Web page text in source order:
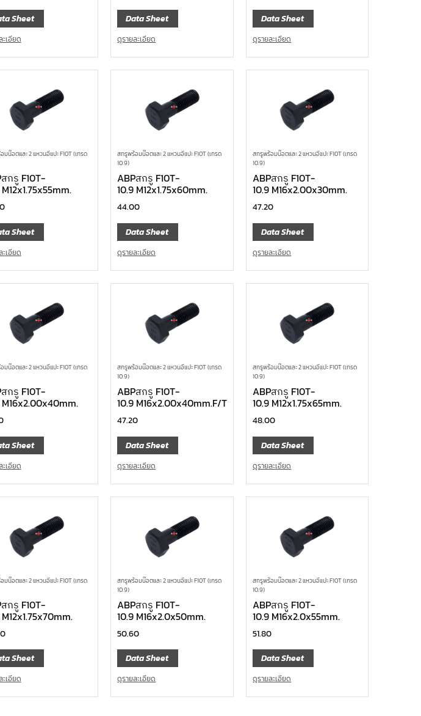
Sheet
เอียด
Data Sheet
ดูรายละเอียด
Data Sheet
ดูรายละเอียด
มน๊อตและ 2 แหวนอีแปะ F10T (เกรด
กรู F10T-
Sheet
เอียด
สกรูพร้อมน๊อตและ 2 แหวนอีแปะ F10T (เกรด
10.9)
ABPสกรู F10T-
10.9 M12x1.75x60mm.
44.00
Data Sheet
ดูรายละเอียด
สกรูพร้อมน๊อตและ 2 แหวนอีแปะ F10T (เกรด
10.9)
ABPสกรู F10T-
10.9 M16x2.00x30mm.
47.20
Data Sheet
ดูรายละเอียด
มน๊อตและ 2 แหวนอีแปะ F10T (เกรด
กรู F10T-
M16x2.00x40mm.
Sheet
เอียด
สกรูพร้อมน๊อตและ 2 แหวนอีแปะ F10T (เกรด
10.9)
ABPสกรู F10T-
10.9 M16x2.00x40mm.F/T
47.20
Data Sheet
ดูรายละเอียด
สกรูพร้อมน๊อตและ 2 แหวนอีแปะ F10T (เกรด
10.9)
ABPสกรู F10T-
10.9 M12x1.75x65mm.
48.00
Data Sheet
ดูรายละเอียด
มน๊อตและ 2 แหวนอีแปะ F10T (เกรด
กรู F10T-
Sheet
เอียด
สกรูพร้อมน๊อตและ 2 แหวนอีแปะ F10T (เกรด
10.9)
ABPสกรู F10T-
10.9 M16x2.0x50mm.
50.60
Data Sheet
ดูรายละเอียด
สกรูพร้อมน๊อตและ 2 แหวนอีแปะ F10T (เกรด
10.9)
ABPสกรู F10T-
10.9 M16x2.0x55mm.
51.80
Data Sheet
ดูรายละเอียด